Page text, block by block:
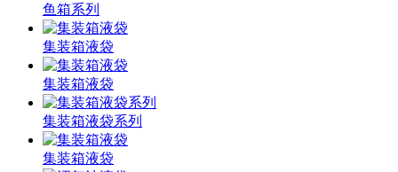
鱼箱系列
集装箱液袋
集装箱液袋
集装箱液袋系列
集装箱液袋